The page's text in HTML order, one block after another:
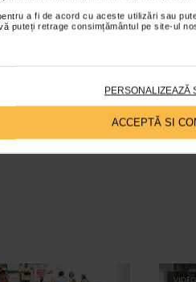
a fi de acord cu aceste utilizări sau
puteți retrage consimțământul pe site-ul
PERSONALIZEAZĂ
ACCEPTĂ SI
si are o influenta pozitiva
VIDEO